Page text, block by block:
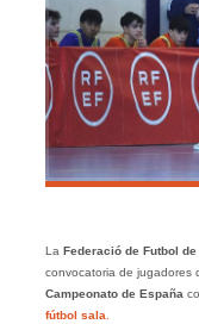
La Federació de Futbol
convocatoria de jugadores
Campeonato de España
fútbol sala